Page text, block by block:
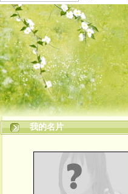
我的名片